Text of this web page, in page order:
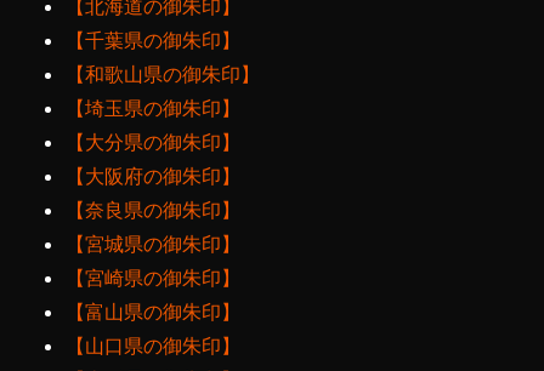
【北海道の御朱印】
【千葉県の御朱印】
【和歌山県の御朱印】
【埼玉県の御朱印】
【大分県の御朱印】
【大阪府の御朱印】
【奈良県の御朱印】
【宮城県の御朱印】
【宮崎県の御朱印】
【富山県の御朱印】
【山口県の御朱印】